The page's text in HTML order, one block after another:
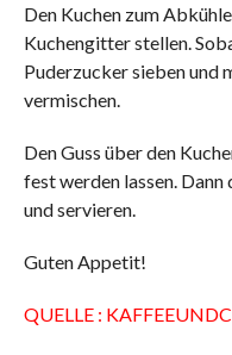
Den Kuchen zum
Kuchengitter stellen.
Puderzucker sieben und
vermischen.
Den Guss über den
fest werden lassen. Dann
und servieren.
Guten Appetit!
QUELLE :